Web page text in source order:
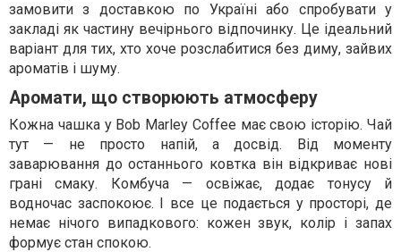
замовити з доставкою по Україні або спробувати у
закладі як частину вечірнього відпочинку. Це ідеальний
варіант для тих, хто хоче розслабитися без диму, зайвих
ароматів і шуму.
Аромати, що створюють атмосферу
Кожна чашка у Bob Marley Coffee має свою історію. Чай
тут — не просто напій, а досвід. Від моменту
заварювання до останнього ковтка він відкриває нові
грані смаку. Комбуча — освіжає, додає тонусу й
водночас заспокоює. І все це подається у просторі, де
немає нічого випадкового: кожен звук, колір і запах
формує стан спокою.